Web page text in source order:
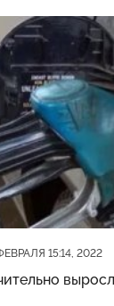
15:14, 2022